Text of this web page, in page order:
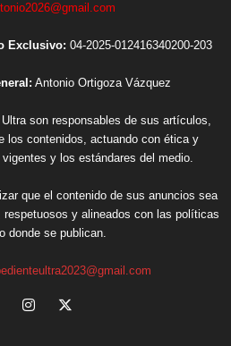
Exclusivo: 04-2025-012416340200-203
Antonio Ortigoza Vázquez
son responsables de sus artículos,
los contenidos, actuando con ética y
y los estándares del medio.
que el contenido de sus anuncios sea
y alineados con las políticas
donde se publican.